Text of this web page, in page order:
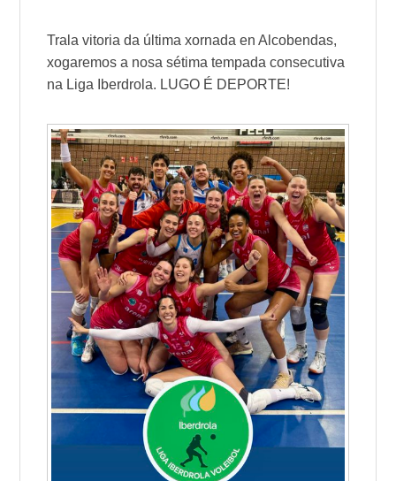
Trala vitoria da última xornada en Alcobendas,
xogaremos a nosa sétima tempada consecutiva
na Liga Iberdrola. LUGO É DEPORTE!